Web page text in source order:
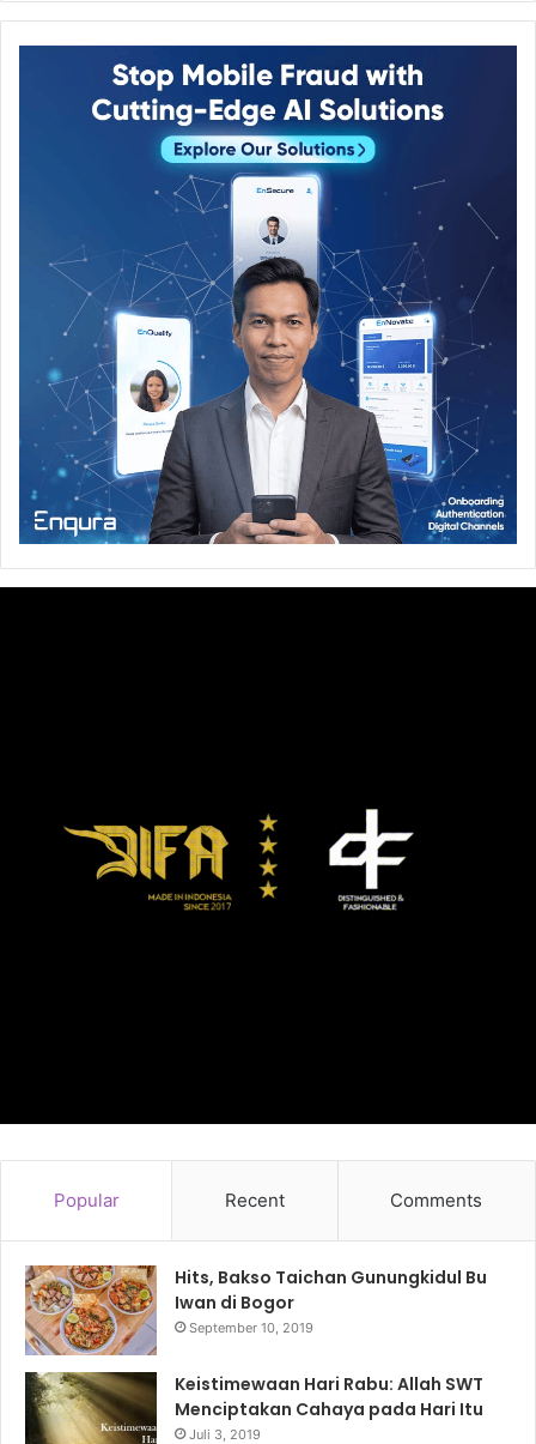
Popular Recent Comments
Hits, Bakso Taichan Gunungkidul Bu
Iwan di Bogor
September 10, 2019
Keistimewaan Hari Rabu: Allah SWT
Menciptakan Cahaya pada Hari Itu
Juli 3, 2019